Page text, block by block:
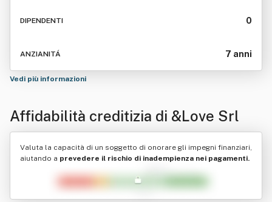
DIPENDENTI 0
ANZIANITÁ 7 anni
Vedi più informazioni
Affidabilità creditizia di &Love Srl
Valuta la capacità di un soggetto di onorare gli impegni finanziari,
aiutando a prevedere il rischio di inadempienza nei pagamenti.